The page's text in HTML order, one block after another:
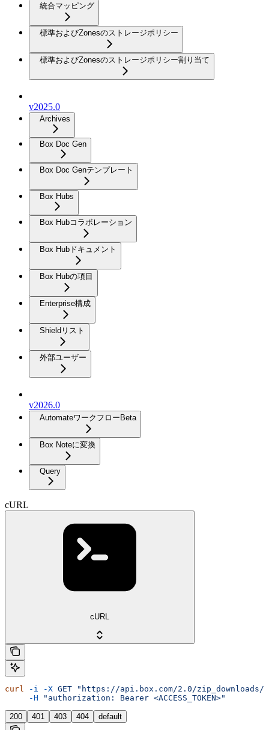
統合マッピング
標準およびZonesのストレージポリシー
標準およびZonesのストレージポリシー割り当て
v2025.0
Archives
Box Doc Gen
Box Doc Genテンプレート
Box Hubs
Box Hubコラボレーション
Box Hubドキュメント
Box Hubの項目
Enterprise構成
Shieldリスト
外部ユーザー
v2026.0
Automateワークフロー Beta
Box Noteに変換
Query
cURL
cURL
curl -i -X GET "https://api.box.com/2.0/zip_downloads/
     -H
"authorization: Bearer <ACCESS_TOKEN>"
200 401 403 404 default